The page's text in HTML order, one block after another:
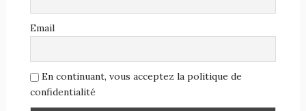
Email
En continuant, vous acceptez la politique de
confidentialité